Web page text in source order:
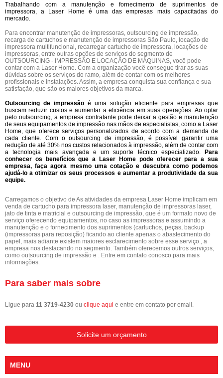
Trabalhando com a manutenção e fornecimento de suprimentos de
impressora, a Laser Home é uma das empresas mais capacitadas do
mercado.
Para encontrar manutenção de impressoras, outsourcing de impressão,
recarga de cartuchos e manutenção de impressoras São Paulo, locação de
impressora multifuncional, recarregar cartucho de impressora, locações de
impressoras, entre outras opções de serviços do segmento de
OUTSOURCING - IMPRESSÃO E LOCAÇÃO DE MÁQUINAS, você pode
contar com a Laser Home. Com a organização você consegue tirar as suas
dúvidas sobre os serviços do ramo, além de contar com os melhores
profissionais e instalações. Assim, a empresa conquista sua confiança e sua
satisfação, que são os maiores objetivos da marca.
Outsourcing de impressão é uma solução eficiente para empresas que
buscam reduzir custos e aumentar a eficiência em suas operações. Ao optar
pelo outsourcing, a empresa contratante pode deixar a gestão e manutenção
de seus equipamentos de impressão nas mãos de especialistas, como a Laser
Home, que oferece serviços personalizados de acordo com a demanda de
cada cliente. Com o outsourcing de impressão, é possível garantir uma
redução de até 30% nos custos relacionados à impressão, além de contar com
a tecnologia mais avançada e um suporte técnico especializado. Para
conhecer os benefícios que a Laser Home pode oferecer para a sua
empresa, faça agora mesmo uma cotação e descubra como podemos
ajudá-lo a otimizar os seus processos e aumentar a produtividade da sua
equipe.
Carregamos o objetivo de As atividades da empresa Laser Home implicam em
venda de cartucho para impressora laser, manutenção de impressoras laser,
jato de tinta e matricial e outsourcing de impressão, que é um formato novo de
serviço oferecendo equipamentos, no caso as impressoras e assumindo a
manutenção e o fornecimento dos suprimentos (cartuchos, peças, backup
(impressoras para reposição) ficando ao cliente apenas o abastecimento do
papel, mais adiante existem maiores esclarecimento sobre esse serviço., a
empresa nos destacando no segmento. Também oferecemos outros serviços,
como outsourcing de impressão e . Entre em contato conosco para mais
informações.
Para saber mais sobre
Ligue para 11 3719-4230 ou clique aqui e entre em contato por email.
Solicite um orçamento
MENU